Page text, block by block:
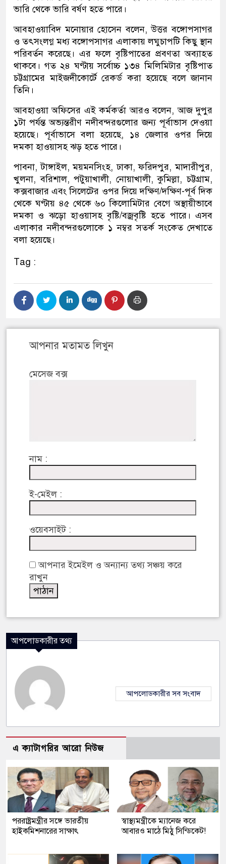
ভারি থেকে ভারি বর্ষণ হতে পারে।
আবহাওয়াবিদ মনোয়ার হোসেন বলেন, উত্তর বঙ্গোপসাগর
ও তৎসংলগ্ন মধ্য বঙ্গোপসাগর এলাকায় লঘুচাপটি কিছু স্থান
পরিবর্তন করেছে। এর ফলে বৃষ্টিপাতের প্রবণতা অব্যাহত
থাকবে। গত ২৪ ঘণ্টায় সর্বোচ্চ ১৩৪ মিলিমিটার বৃষ্টিপাত
চট্টগ্রামের মাইজদীকোর্টে রেকর্ড করা হয়েছে বলে জানান
তিনি।
আবহাওয়া অফিসের এই কর্মকর্তা আরও বলেন, আজ দুপুর
১টা পর্যন্ত অভ্যন্তরীণ নদীবন্দরগুলোর জন্য পূর্বাভাস দেওয়া
হয়েছে। পূর্বাভাসে বলা হয়েছে, ১৪ জেলার ওপর দিয়ে
দমকা হাওয়াসহ ঝড় হতে পারে।
পাবনা, টাঙ্গাইল, ময়মনসিংহ, ঢাকা, ফরিদপুর, মাদারীপুর,
খুলনা, বরিশাল, পটুয়াখালী, নোয়াখালী, কুমিল্লা, চট্টগ্রাম,
কক্সবাজার এবং সিলেটের ওপর দিয়ে দক্ষিণ/দক্ষিণ-পূর্ব দিক
থেকে ঘণ্টায় ৪৫ থেকে ৬০ কিলোমিটার বেগে অস্থায়ীভাবে
দমকা ও ঝড়ো হাওয়াসহ বৃষ্টি/বজ্রবৃষ্টি হতে পারে। এসব
এলাকার নদীবন্দরগুলোকে ১ নম্বর সতর্ক সংকেত দেখাতে
বলা হয়েছে।
Tag :
আপনার মতামত লিখুন
মেসেজ বক্স
নাম :
ই-মেইল :
ওয়েবসাইট :
আপনার ইমেইল ও অন্যান্য তথ্য সঞ্চয় করে
রাখুন
আপলোডকারীর তথ্য
আপলোডকারীর সব সংবাদ
এ ক্যাটাগরির আরো নিউজ
পররাষ্ট্রমন্ত্রীর সঙ্গে ভারতীয়
হাইকমিশনারের সাক্ষাৎ
স্বাস্থ্যমন্ত্রীকে ম্যানেজ করে
আবারও মাঠে মিঠু সিন্ডিকেট!